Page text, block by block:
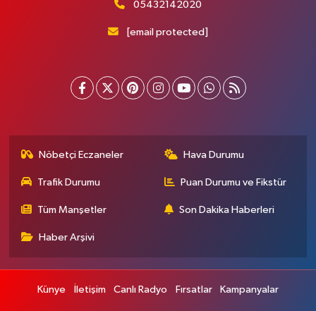
05432142020
[email protected]
Nöbetçi Eczaneler Hava Durumu
Trafik Durumu Puan Durumu ve Fikstür
Tüm Manşetler Son Dakika Haberleri
Haber Arşivi
Künye İletişim Canlı Radyo Fırsatlar Kampanyalar